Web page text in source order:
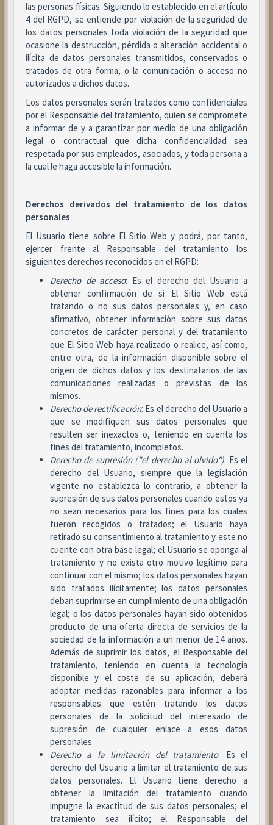
las personas físicas. Siguiendo lo establecido en el artículo
4 del RGPD, se entiende por violación de la seguridad de
los datos personales toda violación de la seguridad que
ocasione la destrucción, pérdida o alteración accidental o
ilícita de datos personales transmitidos, conservados o
tratados de otra forma, o la comunicación o acceso no
autorizados a dichos datos.
Los datos personales serán tratados como confidenciales
por el Responsable del tratamiento, quien se compromete
a informar de y a garantizar por medio de una obligación
legal o contractual que dicha confidencialidad sea
respetada por sus empleados, asociados, y toda persona a
la cual le haga accesible la información.
Derechos derivados del tratamiento de los datos
personales
El Usuario tiene sobre El Sitio Web y podrá, por tanto,
ejercer frente al Responsable del tratamiento los
siguientes derechos reconocidos en el RGPD:
Derecho de acceso: Es el derecho del Usuario a
obtener confirmación de si El Sitio Web está
tratando o no sus datos personales y, en caso
afirmativo, obtener información sobre sus datos
concretos de carácter personal y del tratamiento
que El Sitio Web haya realizado o realice, así como,
entre otra, de la información disponible sobre el
origen de dichos datos y los destinatarios de las
comunicaciones realizadas o previstas de los
mismos.
Derecho de rectificación: Es el derecho del Usuario a
que se modifiquen sus datos personales que
resulten ser inexactos o, teniendo en cuenta los
fines del tratamiento, incompletos.
Derecho de supresión ("el derecho al olvido"): Es el
derecho del Usuario, siempre que la legislación
vigente no establezca lo contrario, a obtener la
supresión de sus datos personales cuando estos ya
no sean necesarios para los fines para los cuales
fueron recogidos o tratados; el Usuario haya
retirado su consentimiento al tratamiento y este no
cuente con otra base legal; el Usuario se oponga al
tratamiento y no exista otro motivo legítimo para
continuar con el mismo; los datos personales hayan
sido tratados ilícitamente; los datos personales
deban suprimirse en cumplimiento de una obligación
legal; o los datos personales hayan sido obtenidos
producto de una oferta directa de servicios de la
sociedad de la información a un menor de 14 años.
Además de suprimir los datos, el Responsable del
tratamiento, teniendo en cuenta la tecnología
disponible y el coste de su aplicación, deberá
adoptar medidas razonables para informar a los
responsables que estén tratando los datos
personales de la solicitud del interesado de
supresión de cualquier enlace a esos datos
personales.
Derecho a la limitación del tratamiento: Es el
derecho del Usuario a limitar el tratamiento de sus
datos personales. El Usuario tiene derecho a
obtener la limitación del tratamiento cuando
impugne la exactitud de sus datos personales; el
tratamiento sea ilícito; el Responsable del